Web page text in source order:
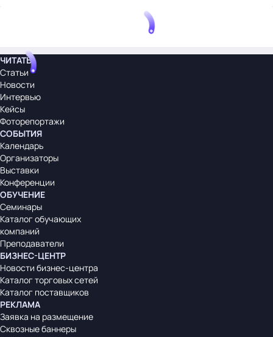
ЧИТАТЬ
Статьи
Новости
Интервью
Кейсы
Фоторепортажи
СОБЫТИЯ
Календарь
Организаторы
Выставки
Конференции
ОБУЧЕНИЕ
Семинары
Каталог обучающих
компаний
Преподаватели
БИЗНЕС-ЦЕНТР
Новости бизнес-центра
Каталог торговых сетей
Каталог поставщиков
РЕКЛАМА
Заявка на размещение
Сквозные баннеры